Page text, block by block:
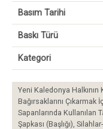
Basım Tarihi
Baskı Türü
Kategori
Yeni Kaledonya Halkının
Bağırsaklarını
Sapanlarında Kullanılan
Şapkası (Başlığı),